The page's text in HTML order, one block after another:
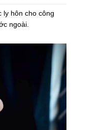
ly hôn cho công
ngoài.